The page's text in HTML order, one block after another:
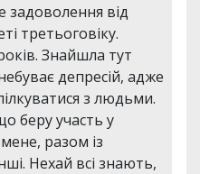
від
третьоговіку.
Знайшла тут
депресій, адже
з людьми.
беру участь у
разом із
Нехай всі знають,